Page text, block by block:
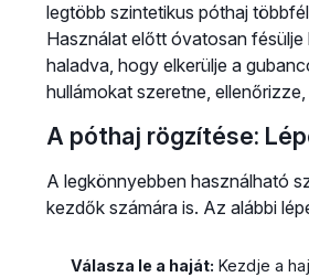
legtöbb szintetikus póthaj
Használat előtt óvatosan
haladva, hogy elkerülje a
hullámokat szeretne,
A póthaj rögzítése:
A legkönnyebben használható
kezdők számára is. Az alábbi
Válasza le a haját: Kezdje a